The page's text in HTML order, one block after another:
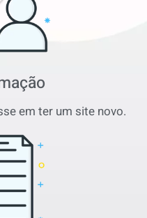
em ter um site novo.